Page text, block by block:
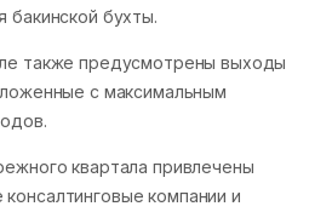
бакинской бухты.
также предусмотрены выходы
с максимальным
квартала привлечены
компании и